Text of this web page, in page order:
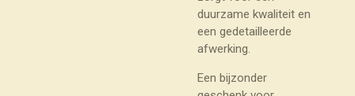
duurzame kwaliteit en
een gedetailleerde
afwerking.
Een bijzonder